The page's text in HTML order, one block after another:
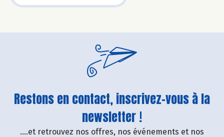
Restons en contact, inscrivez-vous à la
newsletter !
....et retrouvez nos offres, nos événements et nos